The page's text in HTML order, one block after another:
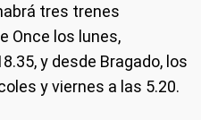
tres trenes
Once los lunes,
y desde Bragado, los
y viernes a las 5.20.